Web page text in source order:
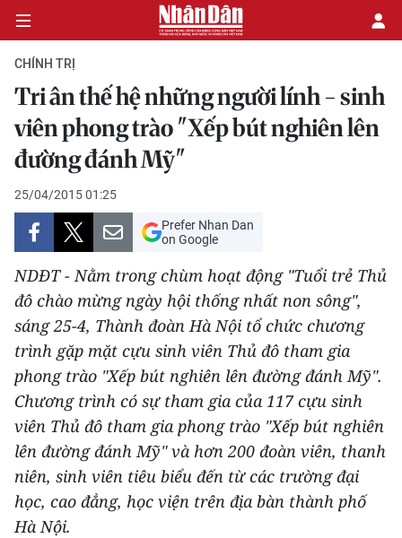
CHÍNH TRỊ
KINH TẾ
VĂN HÓA
XÃ HỘI
PHÁP LUẬT
DU LỊCH
THẾ GIỚI
THỂ THAO
GIÁO DỤC
Y TẾ
CHÍNH TRỊ
Tri ân thế hệ những người lính - sinh
viên phong trào "Xếp bút nghiên lên
đường đánh Mỹ"
25/04/2015 01:25
Prefer Nhan Dan
on Google
NDĐT - Nằm trong chùm hoạt động "Tuổi trẻ Thủ
đô chào mừng ngày hội thống nhất non sông",
sáng 25-4, Thành đoàn Hà Nội tổ chức chương
trình gặp mặt cựu sinh viên Thủ đô tham gia
phong trào "Xếp bút nghiên lên đường đánh Mỹ".
Chương trình có sự tham gia của 117 cựu sinh
viên Thủ đô tham gia phong trào "Xếp bút nghiên
lên đường đánh Mỹ" và hơn 200 đoàn viên, thanh
niên, sinh viên tiêu biểu đến từ các trường đại
học, cao đẳng, học viện trên địa bàn thành phố
Hà Nội.